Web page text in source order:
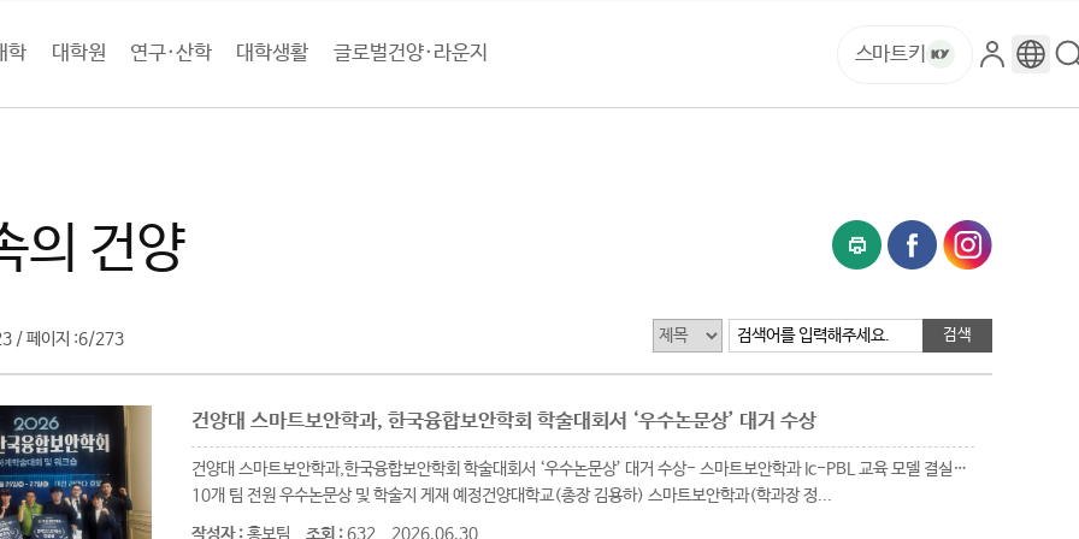
학 대학원 연구·산학 대학생활 글로벌건양·라운지 스마트키
로
구
의 건양
/페이지 :6/273 검색어를 입력해주세요.
건양대 스마트보안학과, 한국융합보안학회 학술대회서 ‘우수논문상’ 대거 수상
건양대 스마트보안학과,한국융합보안학회 학술대회서 ‘우수논문상’ 대거 수상- 스마트보안학과 Ic-PBL 교육 모델 결실…
10개 팀 전원 우수논문상 및 학술지 게재 예정건양대학교(총장 김용하) 스마트보안학과(학과장 정...
작성자 :홍보팀 조회 :632 2026.06.30